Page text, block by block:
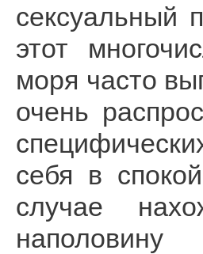
сексуальный
этот
моря часто
очень
себя в
случае